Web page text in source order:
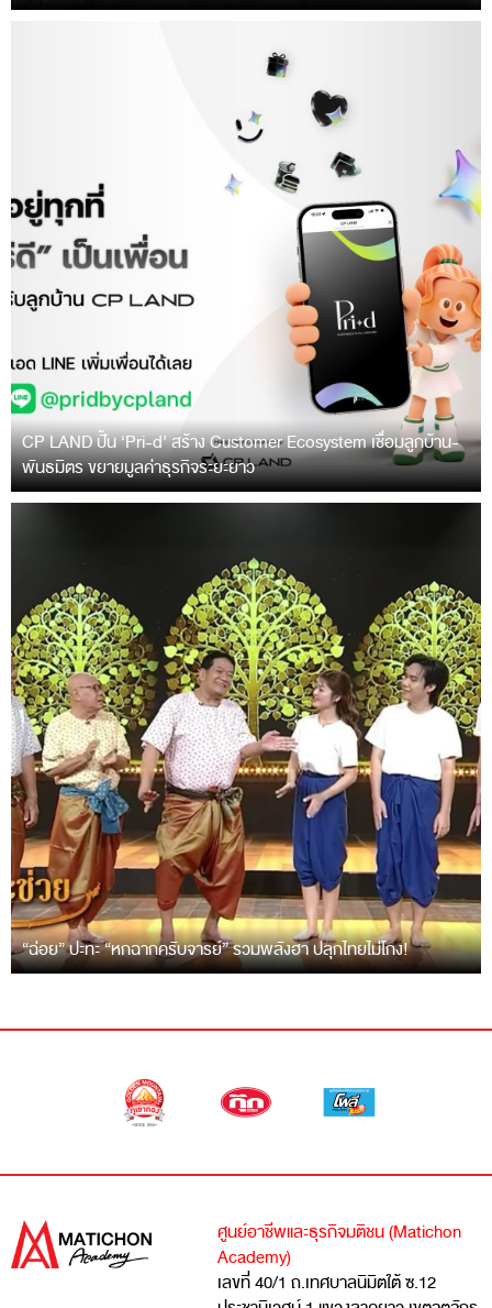
CP LAND ปั้น ‘Pri-d’ สร้าง Customer Ecosystem เชื่อมลูกบ้าน-
พันธมิตร ขยายมูลค่าธุรกิจระยะยาว
“ฉ่อย” ปะทะ “หกฉากครับจารย์” รวมพลังฮา ปลุกไทยไม่โกง!
ศูนย์อาชีพและธุรกิจมติชน (Matichon
Academy)
เลขที่ 40/1 ถ.เทศบาลนิมิตใต้ ซ.12